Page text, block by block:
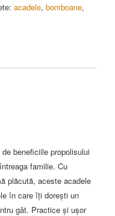
acadele, bomboane,
beneficiile propolisului
familie. Cu
plăcută, aceste acadele
în care îți dorești un
gât. Practice și ușor